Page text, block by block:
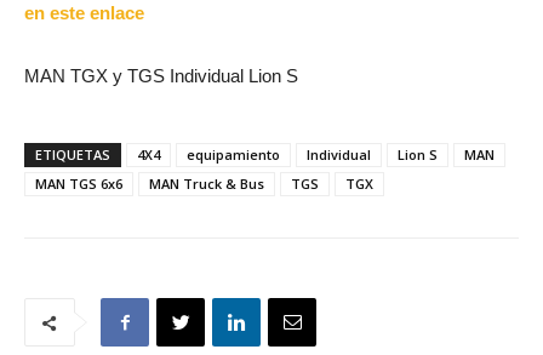
en este enlace
MAN TGX y TGS Individual Lion S
ETIQUETAS 4X4 equipamiento Individual Lion S
MAN
MAN TGS 6x6
MAN Truck & Bus TGS TGX